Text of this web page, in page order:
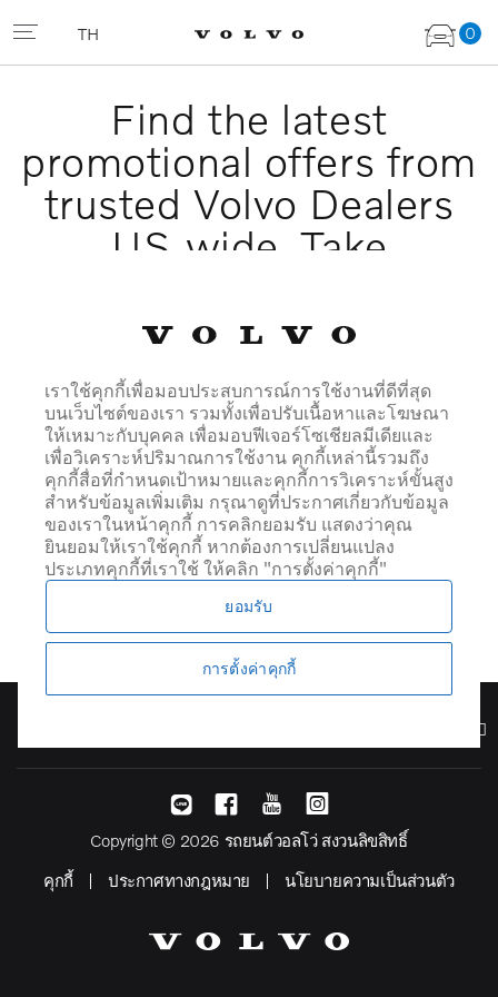
0
TH
Find the latest
promotional offers from
trusted Volvo Dealers
US wide. Take
offers, warranty new
and pre-owned
program. Volvo Cars
USA LLC │Promotion │
US Wide
Copyright © 2026 รถยนต์วอลโว่ สงวนลิขสิทธิ์
คุกกี้
ประกาศทางกฎหมาย นโยบายความเป็นส่วนตัว
เราใช้คุกกี้เพื่อมอบประสบการณ์การใช้งานที่ดีที่สุด
บนเว็บไซต์ของเรา รวมทั้งเพื่อปรับเนื้อหาและโฆษณา
ให้เหมาะกับบุคคล เพื่อมอบฟีเจอร์โซเชียลมีเดียและ
เพื่อวิเคราะห์ปริมาณการใช้งาน คุกกี้เหล่านี้รวมถึง
คุกกี้สื่อที่กำหนดเป้าหมายและคุกกี้การวิเคราะห์ขั้นสูง
สำหรับข้อมูลเพิ่มเติม กรุณาดูที่ประกาศเกี่ยวกับข้อมูล
ของเราในหน้าคุกกี้ การคลิกยอมรับ แสดงว่าคุณ
ยินยอมให้เราใช้คุกกี้ หากต้องการเปลี่ยนแปลง
ประเภทคุกกี้ที่เราใช้ ให้คลิก "การตั้งค่าคุกกี้"
ยอมรับ
การตั้งค่าคุกกี้